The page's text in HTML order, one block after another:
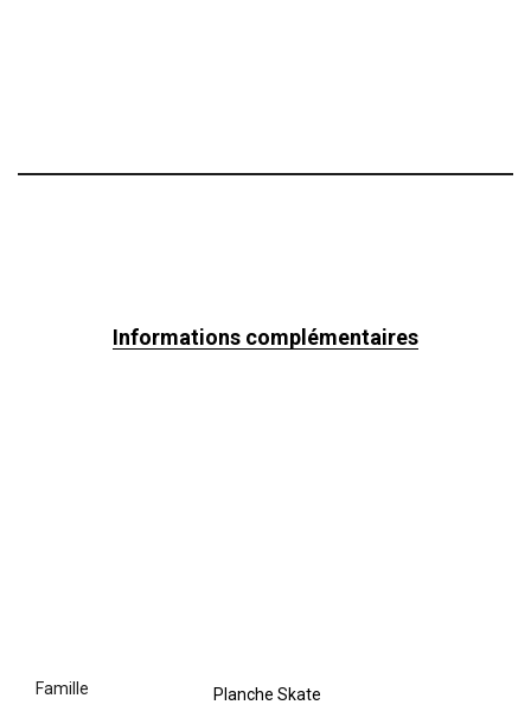
Informations complémentaires
famille Planche Skate